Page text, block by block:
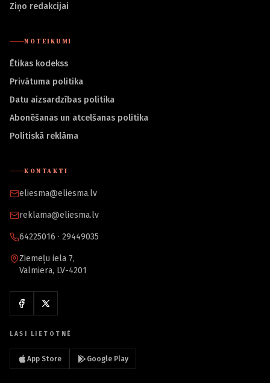
Ziņo redakcijai
NOTEIKUMI
Ētikas kodekss
Privātuma politika
Datu aizsardzības politika
Abonēšanas un atcelšanas politika
Politiskā reklāma
KONTAKTI
eliesma@eliesma.lv
reklama@eliesma.lv
64225016 · 29449035
Ziemeļu iela 7,
Valmiera, LV-4201
LASI LIETOTNĒ
App Store Google Play